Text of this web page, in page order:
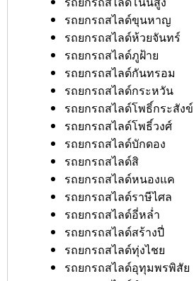
รถยกรถสไลด์ขุนหาญ
รถยกรถสไลด์ห้วยจันทร์
รถยกรถสไลด์ภูฝ้าย
รถยกรถสไลด์กันทรอม
รถยกรถสไลด์กระหวัน
รถยกรถสไลด์โพธิ์กระสังข์
รถยกรถสไลด์โพธิ์วงศ์
รถยกรถสไลด์บักดอง
รถยกรถสไลด์สิ
รถยกรถสไลด์หนองแค
รถยกรถสไลด์ราษีไศล
รถยกรถสไลด์อี่หล่ำ
รถยกรถสไลด์สร้างปี่
รถยกรถสไลด์ทุ่งไชย
รถยกรถสไลด์อุทุมพรพิสัย